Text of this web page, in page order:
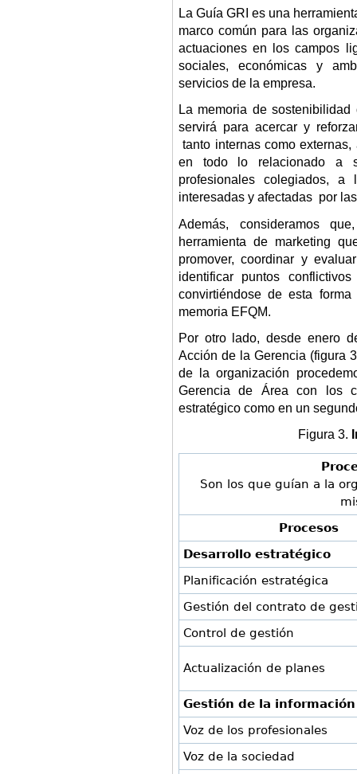
La Guía GRI es una
marco común para las
actuaciones en los campos
sociales, económicas y
servicios de la empresa.
La memoria de
servirá para acercar y
tanto internas como
en todo lo relacionado a
profesionales colegiados,
interesadas y afectadas por
Además, consideramos
herramienta de marketing
promover, coordinar y
identificar puntos
convirtiéndose de esta
memoria EFQM.
Por otro lado, desde enero
Acción de la Gerencia (figura
de la organización
Gerencia de Área con los
estratégico como en un
Figura 3.
Son los que guían a la
Procesos
Desarrollo estratégico
Planificación estratégica
Gestión del contrato de
Control de gestión
Actualización de planes
Gestión de la información
Voz de los profesionales
Voz de la sociedad